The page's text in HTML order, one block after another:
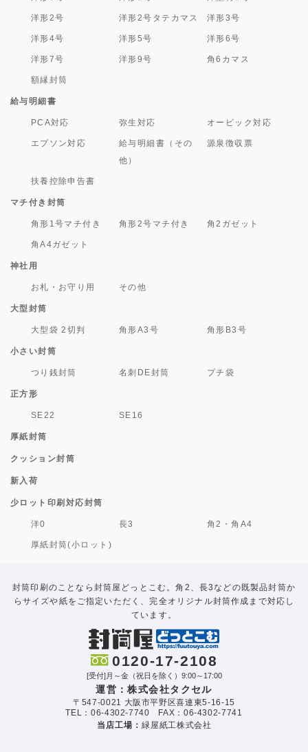
洋形2号 洋形2号タテカマス 洋形3号
洋形4号 洋形5号 洋形6号
洋形7号 洋形9号 角6カマス
額縁封筒
給与明細書
PCA対応 弥生対応 オービック対応
エプソン対応
給与明細書（その
他）
源泉徴収票
扶養控除申告書
マチ付き封筒
角形1号マチ付き 角形2号マチ付き 角2ガゼット
角A4ガゼット
神社用
お札・お守り用 その他
大型封筒
大型袋 2切判 角形A3号 角形B3号
小さい封筒
つり銭封筒 名刺DE封筒 プチ袋
正方形
SE22 SE16
厚紙封筒
クッション封筒
新入荷
少ロット印刷対応封筒
洋0 長3 角2・角A4
厚紙封筒(小ロット)
封筒印刷のことなら封筒屋どっとこむ。角2、長3などの既製品封筒か
らサイズや紙をご指定いただく、完全オリジナル封筒作成まで対応し
ています。
0120-17-2108
[受付]月～金（祝日を除く）9:00～17:00
運営：株式会社タクセル
〒547-0021 大阪市平野区喜連東5-16-15
TEL：06-4302-7740 FAX：06-4302-7741
当店工場：緑屋紙工株式会社